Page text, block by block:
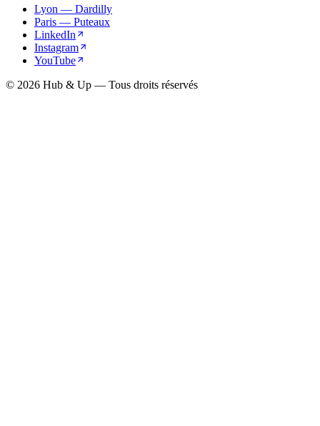
Lyon — Dardilly
Paris — Puteaux
LinkedIn
Instagram
YouTube
© 2026 Hub & Up — Tous droits réservés